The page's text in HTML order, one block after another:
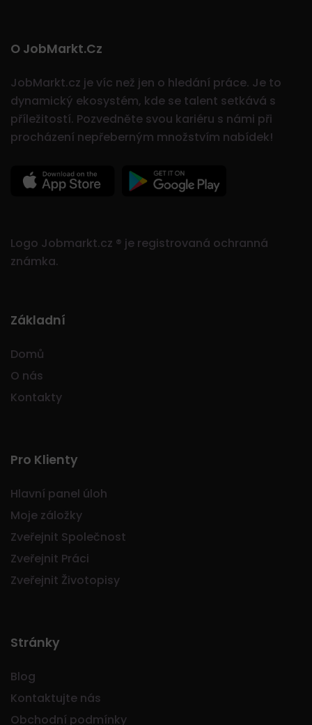
O JobMarkt.cz
JobMarkt.cz je víc než jen o hledání práce. Je to
dynamický ekosystém, kde se talent setkává s
příležitostí. Pozvedněte svou kariéru s námi při
procházení nepřeberným množstvím nabídek!
Logo Jobmarkt.cz ® je registrovaná ochranná
známka.
Základní
Domů
O nás
Kontakty
Pro Klienty
Hlavní panel úloh
Moje záložky
Zveřejnit Společnost
Zveřejnit Práci
Zveřejnit Životopisy
Stránky
Blog
Kontaktujte nás
Obchodní podmínky